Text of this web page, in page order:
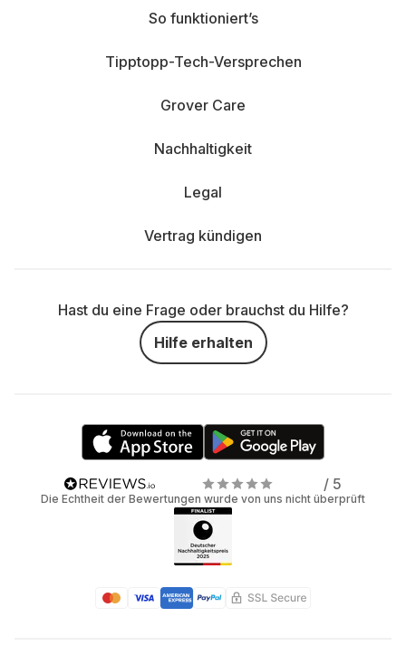
So funktioniert’s
Tipptopp-Tech-Versprechen
Grover Care
Nachhaltigkeit
Legal
Vertrag kündigen
Hast du eine Frage oder brauchst du Hilfe?
Hilfe erhalten
/ 5
Die Echtheit der Bewertungen wurde von uns nicht überprüft